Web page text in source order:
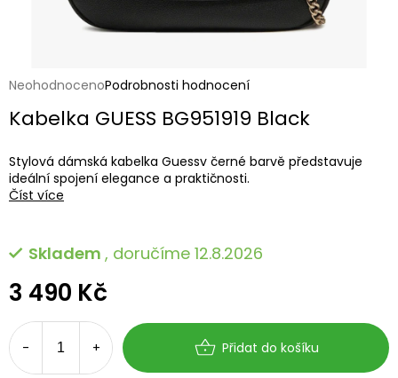
3 490 Kč
cena:
Skladem , doručíme 12.8.2026
Přidat do košíku
Stylová dámská kabelka Guessv černé barvě představuje
ideální spojení elegance a praktičnosti.
Číst více
Průměrné
produktu
z
5
hvězdiček.
NeohodnocenoPodrobnosti hodnocení
Kabelka GUESS BG951919 Black